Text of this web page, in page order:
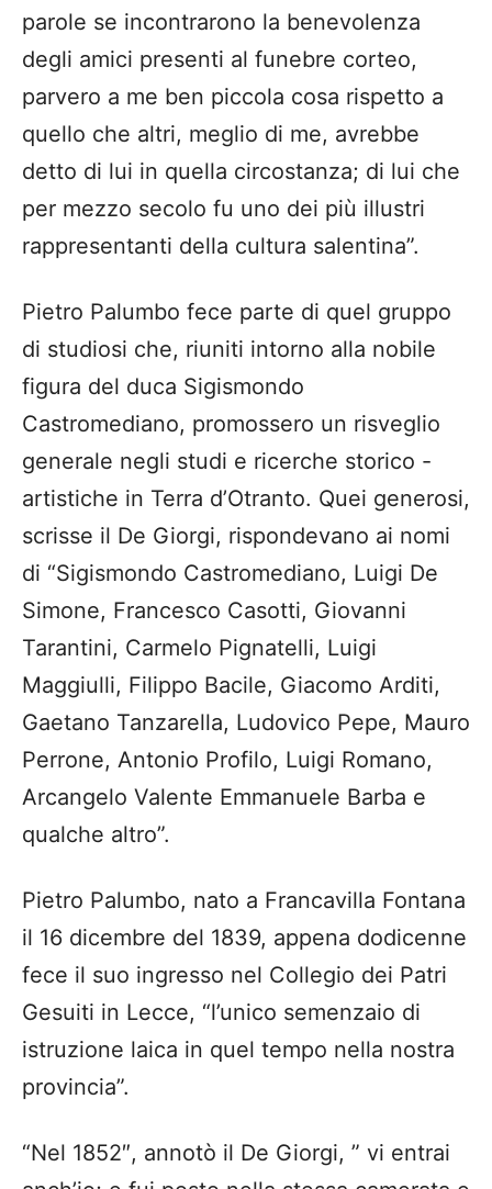
parole se incontrarono la benevolenza
degli amici presenti al funebre corteo,
parvero a me ben piccola cosa rispetto a
quello che altri, meglio di me, avrebbe
detto di lui in quella circostanza; di lui che
per mezzo secolo fu uno dei più illustri
rappresentanti della cultura salentina”.
Pietro Palumbo fece parte di quel gruppo
di studiosi che, riuniti intorno alla nobile
figura del duca Sigismondo
Castromediano, promossero un risveglio
generale negli studi e ricerche storico -
artistiche in Terra d’Otranto. Quei generosi,
scrisse il De Giorgi, rispondevano ai nomi
di “Sigismondo Castromediano, Luigi De
Simone, Francesco Casotti, Giovanni
Tarantini, Carmelo Pignatelli, Luigi
Maggiulli, Filippo Bacile, Giacomo Arditi,
Gaetano Tanzarella, Ludovico Pepe, Mauro
Perrone, Antonio Profilo, Luigi Romano,
Arcangelo Valente Emmanuele Barba e
qualche altro”.
Pietro Palumbo, nato a Francavilla Fontana
il 16 dicembre del 1839, appena dodicenne
fece il suo ingresso nel Collegio dei Patri
Gesuiti in Lecce, “l’unico semenzaio di
istruzione laica in quel tempo nella nostra
provincia”.
“Nel 1852″, annotò il De Giorgi, ” vi entrai